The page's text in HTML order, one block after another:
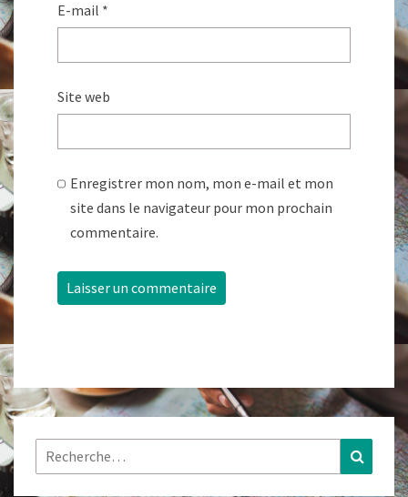
E-mail *
Site web
Enregistrer mon nom, mon e-mail et mon
site dans le navigateur pour mon prochain
commentaire.
Rechercher :